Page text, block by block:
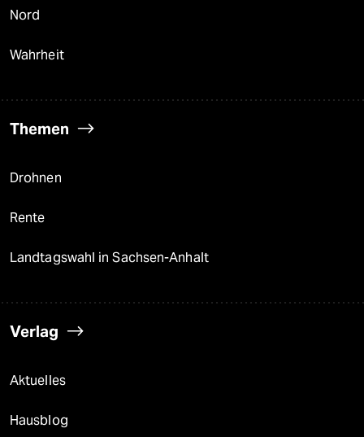
Nord
Wahrheit
Themen
Drohnen
Rente
Landtagswahl in Sachsen-Anhalt
Verlag
Aktuelles
Hausblog